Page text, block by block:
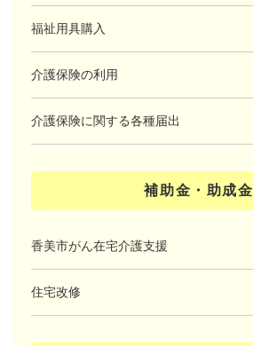
福祉用具購入
介護保険の利用
介護保険に関する各種届出
補助金・助成金
香美市がん在宅介護支援
住宅改修